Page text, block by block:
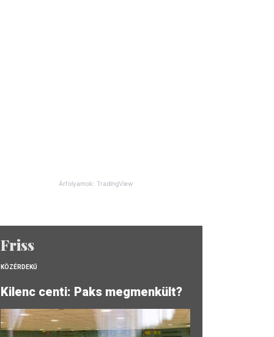
Árfolyamok: TradingView
Friss
KÖZÉRDEKŰ
Kilenc centi: Paks megmenkült?